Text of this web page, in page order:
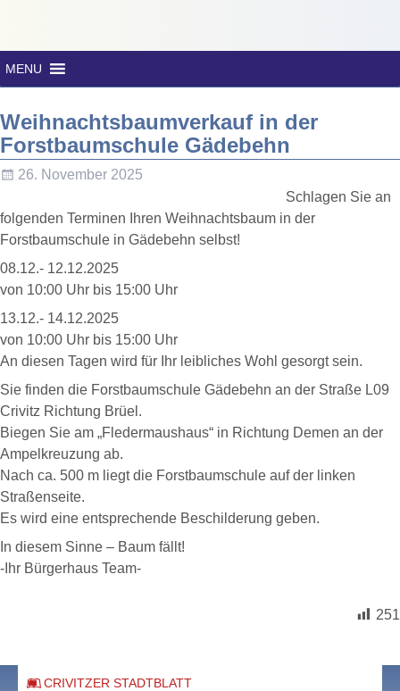
MENU
Weihnachtsbaumverkauf in der
Forstbaumschule Gädebehn
26. November 2025
Schlagen Sie an
folgenden Terminen Ihren Weihnachtsbaum in der
Forstbaumschule in Gädebehn selbst!
08.12.- 12.12.2025
von 10:00 Uhr bis 15:00 Uhr
13.12.- 14.12.2025
von 10:00 Uhr bis 15:00 Uhr
An diesen Tagen wird für Ihr leibliches Wohl gesorgt sein.
Sie finden die Forstbaumschule Gädebehn an der Straße L09
Crivitz Richtung Brüel.
Biegen Sie am „Fledermaushaus“ in Richtung Demen an der
Ampelkreuzung ab.
Nach ca. 500 m liegt die Forstbaumschule auf der linken
Straßenseite.
Es wird eine entsprechende Beschilderung geben.
In diesem Sinne – Baum fällt!
-Ihr Bürgerhaus Team-
251
CRIVITZER STADTBLATT